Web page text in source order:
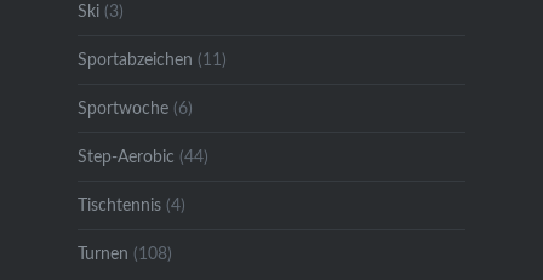
Ski(3)
Sportabzeichen (11)
Sportwoche(6)
Step-Aerobic (44)
Tischtennis(4)
Turnen (108)